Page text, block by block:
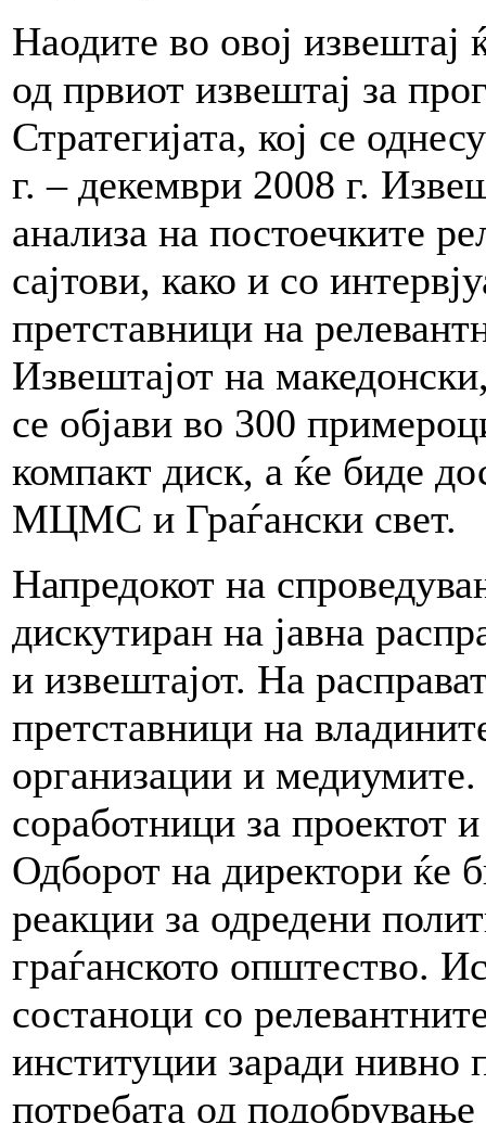
Наодите во овој извештај
од првиот извештај за
Стратегијата, кој се
г. – декември 2008 г.
анализа на постоечките
сајтови, како и со
претставници на
Извештајот на
се објави во 300
компакт диск, а ќе биде
МЦМС и Граѓански свет.
Напредокот на
дискутиран на јавна
и извештајот. На
претставници на
организации и
соработници за проектот
Одборот на директори ќе
реакции за одредени
граѓанското општество.
состаноци со
институции заради нивно
потребата од